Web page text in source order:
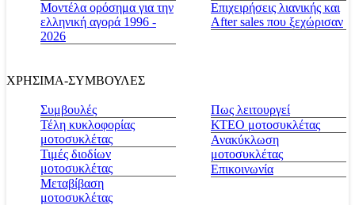
Μοντέλα ορόσημα για την
ελληνική αγορά 1996 -
2026
Επιχειρήσεις λιανικής και
After sales που ξεχώρισαν
ΧΡΗΣΙΜΑ-ΣΥΜΒΟΥΛΕΣ
Συμβουλές
Τέλη κυκλοφορίας
μοτοσυκλέτας
Τιμές διοδίων
μοτοσυκλέτας
Μεταβίβαση
μοτοσυκλέτας
Πως λειτουργεί
ΚΤΕΟ μοτοσυκλέτας
Ανακύκλωση
μοτοσυκλέτας
Επικοινωνία